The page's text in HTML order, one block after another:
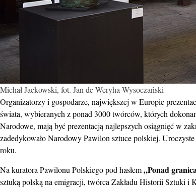
Michał Jackowski, fot. Jan de Weryha-Wysoczański
Organizatorzy i gospodarze, największej w Europie
świata, wybieranych z ponad 3000 twórców, których
Narodowe, mają być prezentacją najlepszych osiągnięć w
zadedykowało Narodowy Pawilon sztuce polskiej.
roku.
Na kuratora Pawilonu Polskiego pod hasłem„Ponad
sztuką polską na emigracji, twórca Zakładu Historii Sztuki